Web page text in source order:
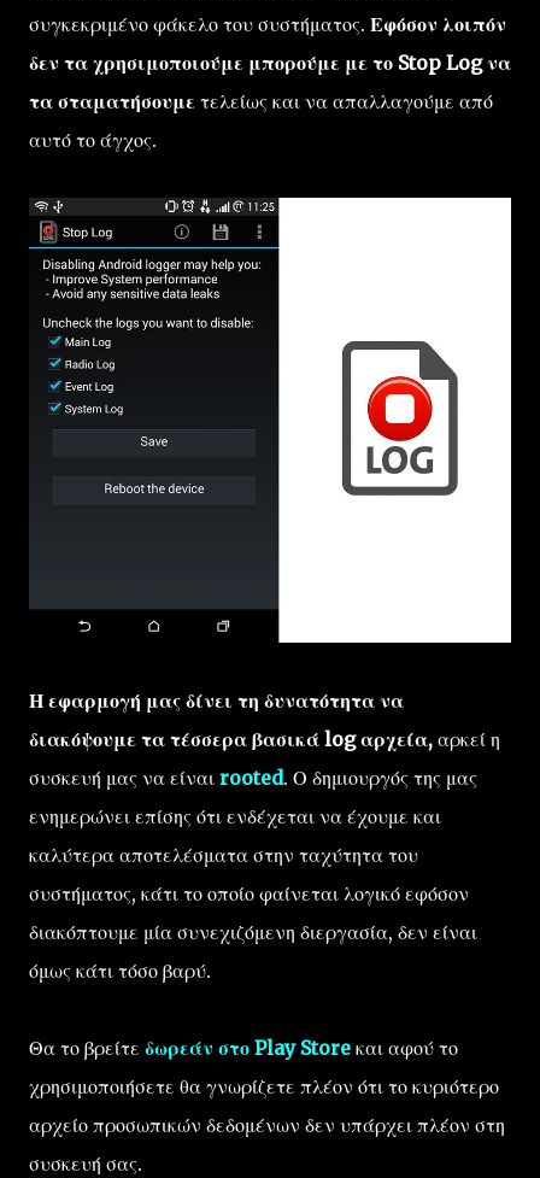
συγκεκριμένο φάκελο του συστήματος. Εφόσον λοιπόν
δεν τα χρησιμοποιούμε μπορούμε με το Stop Log να
τα σταματήσουμε τελείως και να απαλλαγούμε από
αυτό το άγχος.
Η εφαρμογή μας δίνει τη δυνατότητα να
διακόψουμε τα τέσσερα βασικά log αρχεία, αρκεί η
συσκευή μας να είναι rooted. Ο δημιουργός της μας
ενημερώνει επίσης ότι ενδέχεται να έχουμε και
καλύτερα αποτελέσματα στην ταχύτητα του
συστήματος, κάτι το οποίο φαίνεται λογικό εφόσον
διακόπτουμε μία συνεχιζόμενη διεργασία, δεν είναι
όμως κάτι τόσο βαρύ.
Θα το βρείτε δωρεάν στο Play Store και αφού το
χρησιμοποιήσετε θα γνωρίζετε πλέον ότι το κυριότερο
αρχείο προσωπικών δεδομένων δεν υπάρχει πλέον στη
συσκευή σας.